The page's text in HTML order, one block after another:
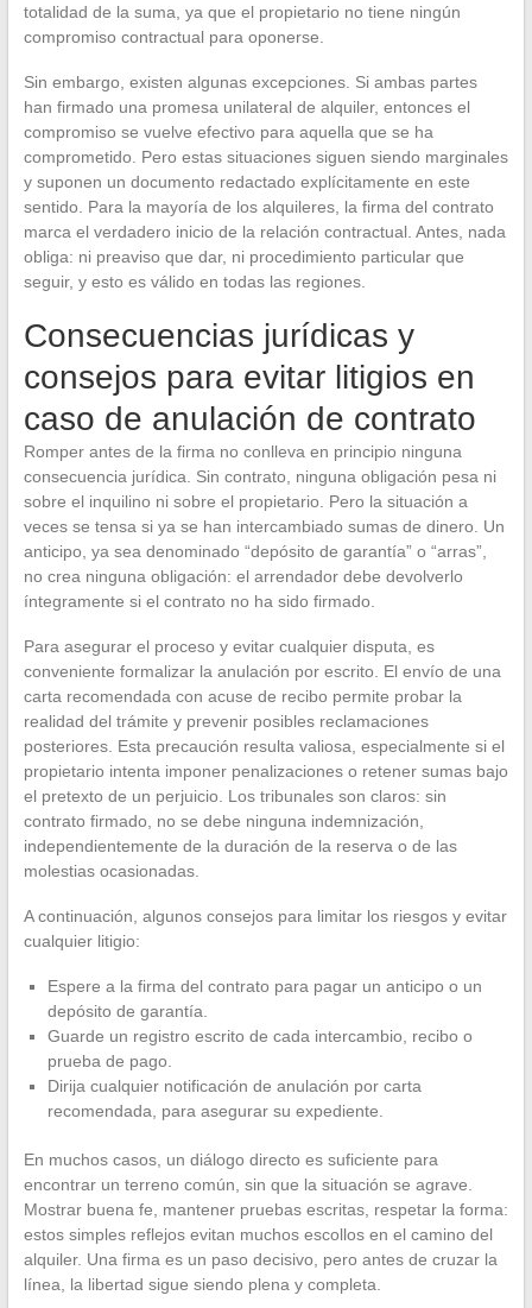
totalidad de la suma, ya que el propietario no tiene ningún
compromiso contractual para oponerse.
Sin embargo, existen algunas excepciones. Si ambas partes
han firmado una promesa unilateral de alquiler, entonces el
compromiso se vuelve efectivo para aquella que se ha
comprometido. Pero estas situaciones siguen siendo marginales
y suponen un documento redactado explícitamente en este
sentido. Para la mayoría de los alquileres, la firma del contrato
marca el verdadero inicio de la relación contractual. Antes, nada
obliga: ni preaviso que dar, ni procedimiento particular que
seguir, y esto es válido en todas las regiones.
Consecuencias jurídicas y
consejos para evitar litigios en
caso de anulación de contrato
Romper antes de la firma no conlleva en principio ninguna
consecuencia jurídica. Sin contrato, ninguna obligación pesa ni
sobre el inquilino ni sobre el propietario. Pero la situación a
veces se tensa si ya se han intercambiado sumas de dinero. Un
anticipo, ya sea denominado “depósito de garantía” o “arras”,
no crea ninguna obligación: el arrendador debe devolverlo
íntegramente si el contrato no ha sido firmado.
Para asegurar el proceso y evitar cualquier disputa, es
conveniente formalizar la anulación por escrito. El envío de una
carta recomendada con acuse de recibo permite probar la
realidad del trámite y prevenir posibles reclamaciones
posteriores. Esta precaución resulta valiosa, especialmente si el
propietario intenta imponer penalizaciones o retener sumas bajo
el pretexto de un perjuicio. Los tribunales son claros: sin
contrato firmado, no se debe ninguna indemnización,
independientemente de la duración de la reserva o de las
molestias ocasionadas.
A continuación, algunos consejos para limitar los riesgos y evitar
cualquier litigio:
Espere a la firma del contrato para pagar un anticipo o un
depósito de garantía.
Guarde un registro escrito de cada intercambio, recibo o
prueba de pago.
Dirija cualquier notificación de anulación por carta
recomendada, para asegurar su expediente.
En muchos casos, un diálogo directo es suficiente para
encontrar un terreno común, sin que la situación se agrave.
Mostrar buena fe, mantener pruebas escritas, respetar la forma:
estos simples reflejos evitan muchos escollos en el camino del
alquiler. Una firma es un paso decisivo, pero antes de cruzar la
línea, la libertad sigue siendo plena y completa.